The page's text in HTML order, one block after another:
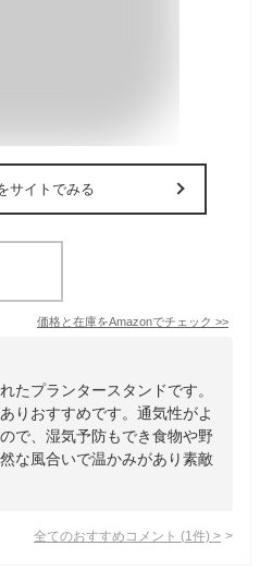
サイトでみる
価格と在庫をAmazonでチェック >>
たプランタースタンドです。
りおすすめです。通気性がよ
で、湿気予防もでき食物や野
な風合いで温かみがあり素敵
全てのおすすめコメント (1 件) >